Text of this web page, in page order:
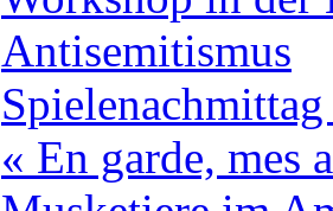
Antisemitismus
« En garde, mes